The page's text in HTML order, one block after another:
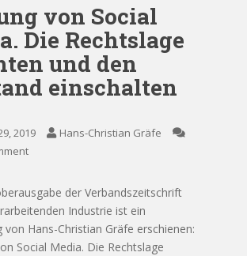
von Social
Die Rechtslage
und den
einschalten
2019
Hans-Christian Gräfe
der Verbandszeitschrift
Industrie ist ein
von Hans-Christian Gräfe erschienen:
Social Media. Die Rechtslage